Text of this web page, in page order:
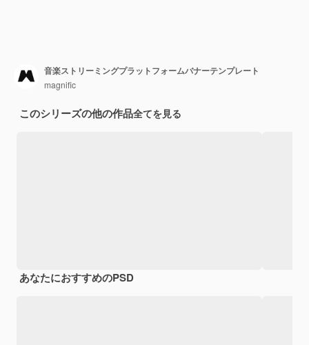
音楽ストリーミングプラットフォームバナーテンプレート
magnific
このシリーズの他の作品全てを見る
あなたにおすすめのPSD